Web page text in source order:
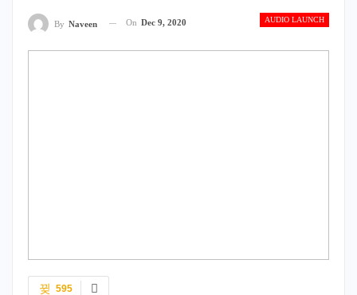
AUDIO LAUNCH
By Naveen On Dec 9, 2020
595